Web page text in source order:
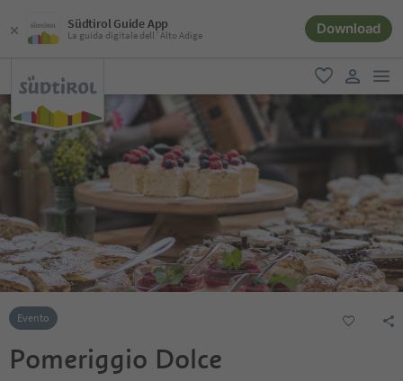
Südtirol Guide App
La guida digitale dell´Alto Adige Download
favoriti
user link
Evento
Pomeriggio Dolce